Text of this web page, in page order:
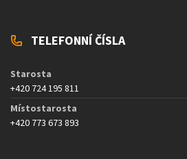
TELEFONNÍ ČÍSLA
Starosta
+420 724 195 811
Místostarosta
+420 773 673 893